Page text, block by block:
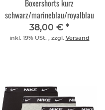
Boxershorts kurz
schwarz/marineblau/royalblau
38,00 € *
inkl. 19% USt. , zzgl. Versand